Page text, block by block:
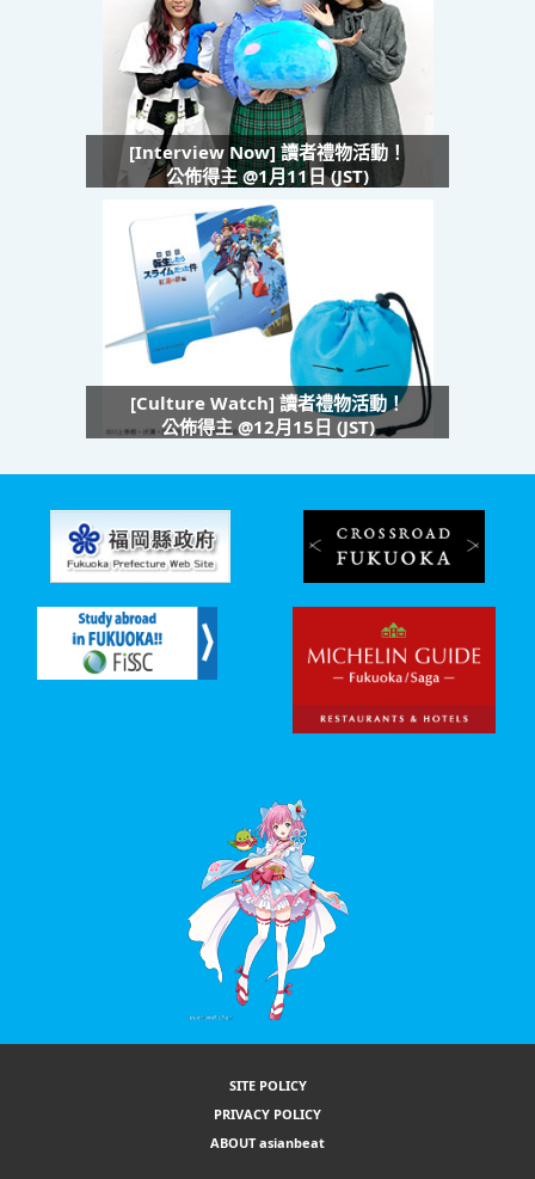
[Interview Now] 讀者禮物活動！
公佈得主 @1月11日 (JST)
[Culture Watch] 讀者禮物活動！
公佈得主 @12月15日 (JST)
SITE POLICY
PRIVACY POLICY
ABOUT asianbeat